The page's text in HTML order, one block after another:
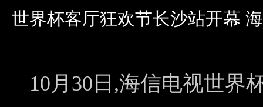
世界杯客厅狂欢节长沙站开幕
10月30日,海信电视世界